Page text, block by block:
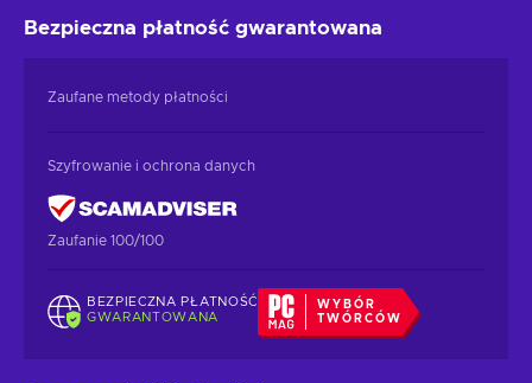
Bezpieczna płatność gwarantowana
Zaufane metody płatności
Szyfrowanie i ochrona danych
Zaufanie 100/100
BEZPIECZNA PŁATNOŚĆ
GWARANTOWANA
WYBÓR
TWÓRCÓW